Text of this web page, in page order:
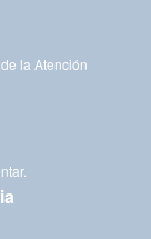
la Atención